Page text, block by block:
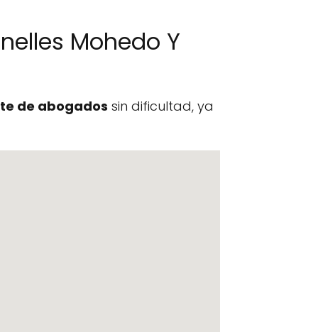
Mohedo Y
de abogados sin dificultad, ya